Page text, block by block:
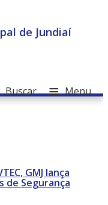
de Jundiaí
≡ Menu
Buscar
GMJ lança
de Segurança